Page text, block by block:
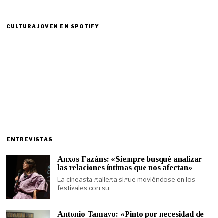
CULTURA JOVEN EN SPOTIFY
ENTREVISTAS
Anxos Fazáns: «Siempre busqué analizar
las relaciones íntimas que nos afectan»
La cineasta gallega sigue moviéndose en los
festivales con su
Antonio Tamayo: «Pinto por necesidad de